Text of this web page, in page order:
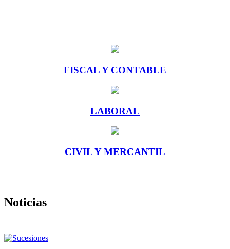
FISCAL Y CONTABLE
LABORAL
CIVIL Y MERCANTIL
Noticias